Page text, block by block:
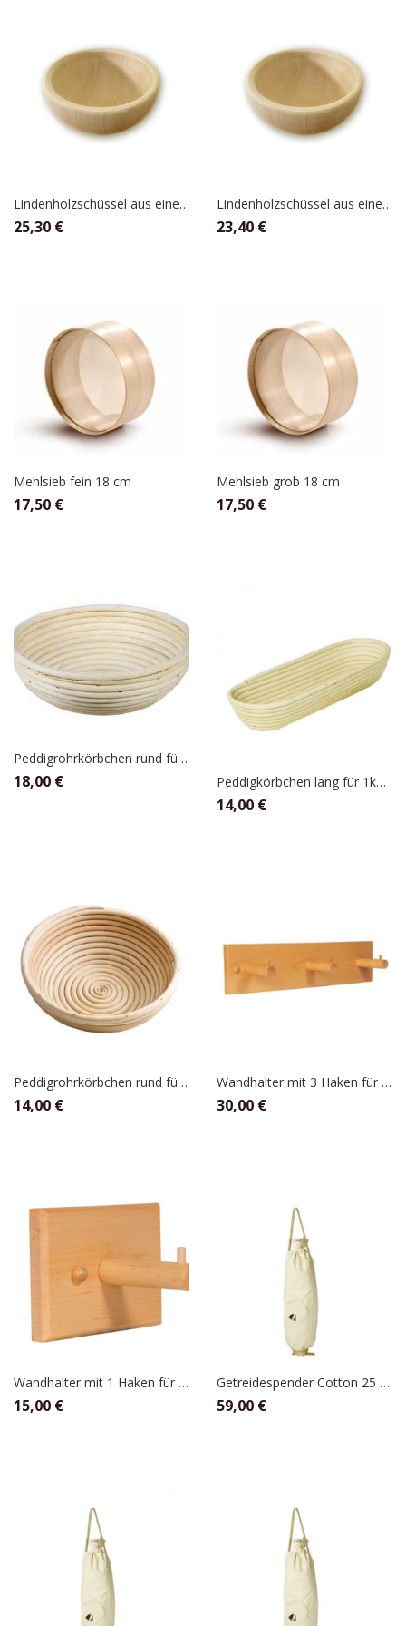
Lindenholzschüssel aus einem Stück 18 cm
25,30 €
Lindenholzschüssel aus einem Stück 16 cm
23,40 €
Mehlsieb fein 18 cm
17,50 €
Mehlsieb grob 18 cm
17,50 €
Peddigrohrkörbchen rund für 2kg Teig
18,00 € Peddigkörbchen lang für 1kg Teig
14,00 €
Peddigrohrkörbchen rund für 1kg Teig
14,00 €
Wandhalter mit 3 Haken für Getreidespender Cotton 3 bis 10 kg Sack
30,00 €
Wandhalter mit 1 Haken für Getreidespender Cotton 3 bis 10 kg Sack
15,00 €
Getreidespender Cotton 25 kg Sack
59,00 €